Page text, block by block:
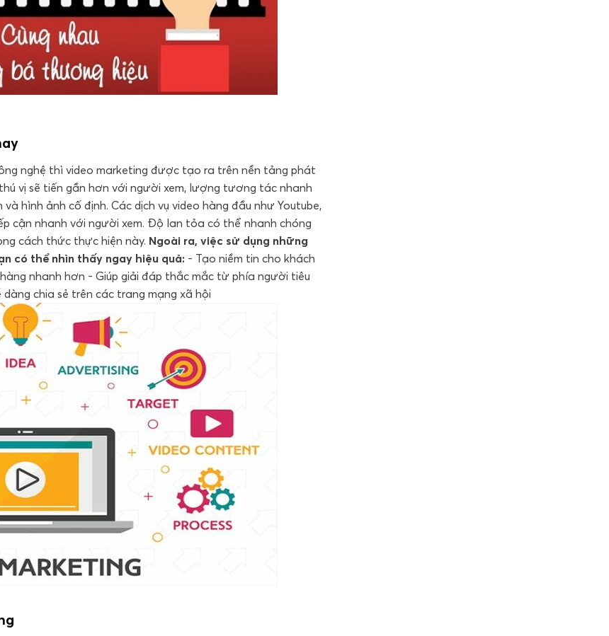
nghệ thì video marketing được tạo ra trên nền tảng phát
vị sẽ tiến gần hơn với người xem, lượng tương tác nhanh
hình ảnh cố định. Các dịch vụ video hàng đầu như Youtube,
cận nhanh với người xem. Độ lan tỏa có thể nhanh chóng
cách thức thực hiện này. Ngoài ra, việc sử dụng những
có thể nhìn thấy ngay hiệu quả: - Tạo niềm tin cho khách
nhanh hơn - Giúp giải đáp thắc mắc từ phía người tiêu
chia sẻ trên các trang mạng xã hội